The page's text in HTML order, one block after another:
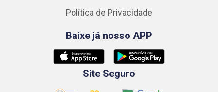
Política de Privacidade
Baixe já nosso APP
Site Seguro